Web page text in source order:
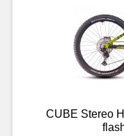
CUBE Stereo